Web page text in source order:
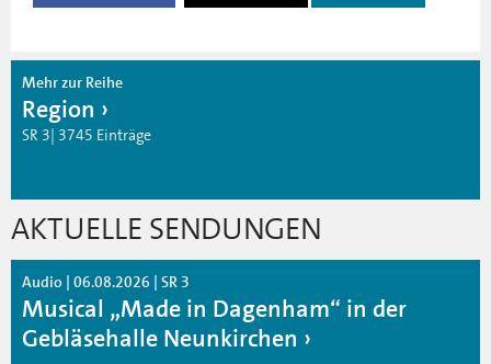
Mehr zur Reihe
Region
SR 3| 3745 Einträge
AKTUELLE SENDUNGEN
Audio | 06.08.2026 | SR 3
Musical „Made in Dagenham“ in der
Gebläsehalle Neunkirchen